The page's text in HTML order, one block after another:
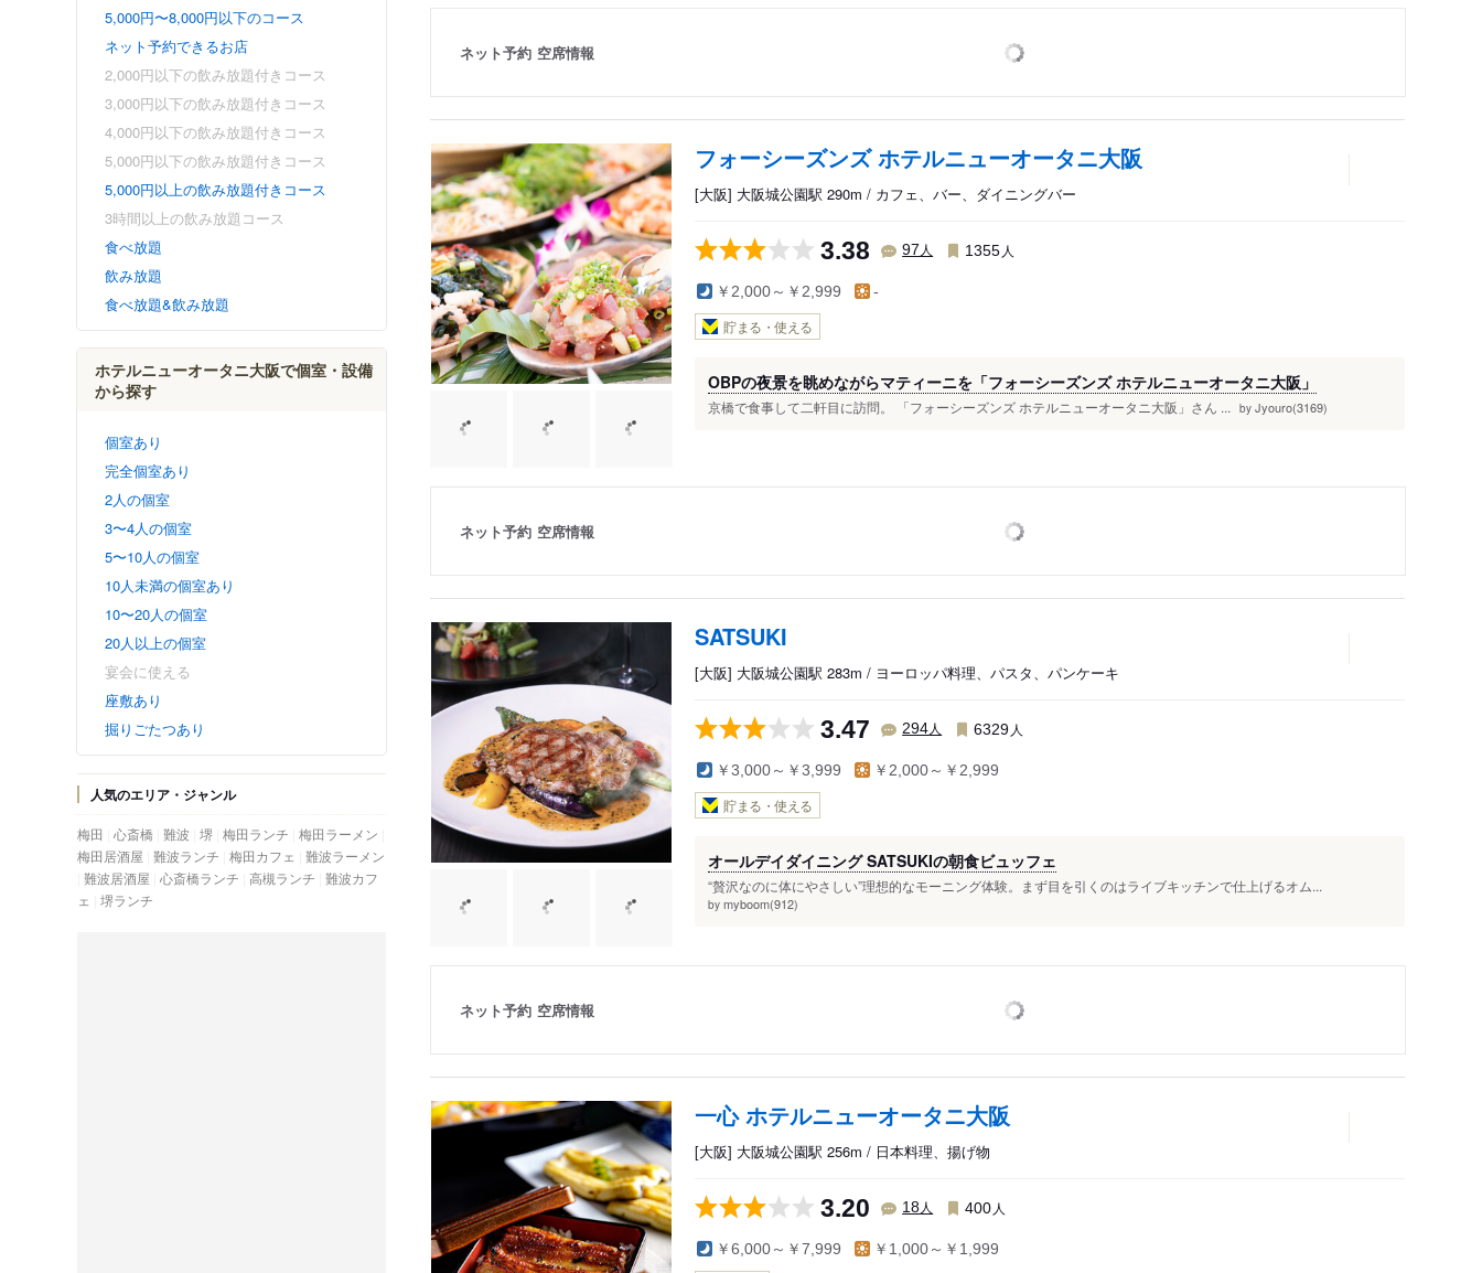
5,000円〜8,000円以下のコース
ネット予約できるお店
2,000円以下の飲み放題付きコース
3,000円以下の飲み放題付きコース
4,000円以下の飲み放題付きコース
5,000円以下の飲み放題付きコース
5,000円以上の飲み放題付きコース
3時間以上の飲み放題コース
食べ放題
飲み放題
食べ放題&飲み放題
ホテルニューオータニ大阪で個室・設備
から探す
個室あり
完全個室あり
2人の個室
3〜4人の個室
5〜10人の個室
10人未満の個室あり
10〜20人の個室
20人以上の個室
宴会に使える
座敷あり
掘りごたつあり
人気のエリア・ジャンル
梅田 心斎橋 難波 堺 梅田ランチ 梅田ラーメン
梅田居酒屋 難波ランチ 梅田カフェ
難波ラーメン
難波居酒屋 心斎橋ランチ 高槻ランチ 難波カフ
ェ
堺ランチ
ネット予約 空席情報
フォーシーズンズ ホテルニューオータニ大阪
[大阪] 大阪城公園駅 290m / カフェ、バー、ダイニングバー
3.38 97 人 1355 人
￥2,000～￥2,999 -
貯まる・使える
OBPの夜景を眺めながらマティーニを「フォーシーズンズ ホテルニューオータニ大阪」
京橋で食事して二軒目に訪問。 「フォーシーズンズ ホテルニューオータニ大阪」さん ... by Jyouro(3169)
ネット予約 空席情報
SATSUKI
[大阪] 大阪城公園駅 283m / ヨーロッパ料理、パスタ、パンケーキ
3.47 294人 6329 人
￥3,000～￥3,999 ￥2,000～￥2,999
貯まる・使える
オールデイダイニング SATSUKIの朝食ビュッフェ
“贅沢なのに体にやさしい”理想的なモーニング体験。まず目を引くのはライブキッチンで仕上げるオム...
by myboom(912)
ネット予約 空席情報
一心 ホテルニューオータニ大阪
[大阪] 大阪城公園駅 256m / 日本料理、揚げ物
3.20 18人 400 人
￥6,000～￥7,999 ￥1,000～￥1,999